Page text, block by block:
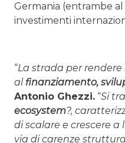
Germania (entrambe al
investimenti
“La strada per
al finanziamento,
Antonio Ghezzi. “Si
ecosystem?,
di scalare e crescere
via di carenze